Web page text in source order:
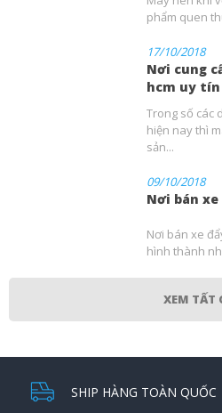
phẩm quen
17/10/2018
Nơi cung
hcm uy tín
Trong số các
hiện nay thì
sản...
09/10/2018
Nơi bán
Nơi bán xe
hình thành
XEM TẤT
SHIP HÀNG TOÀN QUỐC